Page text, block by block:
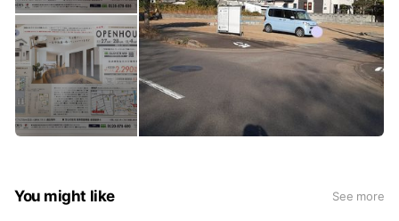
You might like See more